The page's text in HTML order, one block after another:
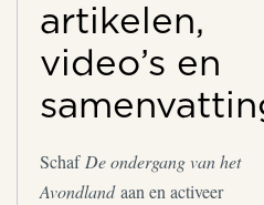
artikelen,
video’s en
Schaf De ondergang van het
Avondlandaan en activeer